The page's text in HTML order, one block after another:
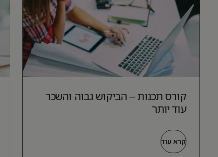
קורס תכנות – הביקוש גבוה והשכר
עוד יותר
קרא עוד